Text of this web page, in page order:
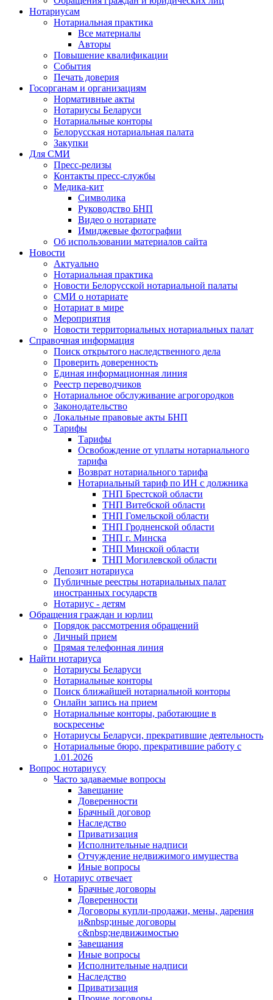
Нотариусам
Нотариальная практика
Все материалы
Авторы
Повышение квалификации
События
Печать доверия
Госорганам и организациям
Нормативные акты
Нотариусы Беларуси
Нотариальные конторы
Белорусская нотариальная палата
Закупки
Для СМИ
Пресс-релизы
Контакты пресс-службы
Медика-кит
Символика
Руководство БНП
Видео о нотариате
Имиджевые фотографии
Об использовании материалов сайта
Новости
Актуально
Нотариальная практика
Новости Белорусской нотариальной палаты
СМИ о нотариате
Нотариат в мире
Мероприятия
Новости территориальных нотариальных палат
Справочная информация
Поиск открытого наследственного дела
Проверить доверенность
Единая информационная линия
Реестр переводчиков
Нотариальное обслуживание агрогородков
Законодательство
Локальные правовые акты БНП
Тарифы
Тарифы
Освобождение от уплаты нотариального
тарифа
Возврат нотариального тарифа
Нотариальный тариф по ИН с должника
ТНП Брестской области
ТНП Витебской области
ТНП Гомельской области
ТНП Гродненской области
ТНП г. Минска
ТНП Минской области
ТНП Могилевской области
Депозит нотариуса
Публичные реестры нотариальных палат
иностранных государств
Нотариус - детям
Обращения граждан и юрлиц
Порядок рассмотрения обращений
Личный прием
Прямая телефонная линия
Найти нотариуса
Нотариусы Беларуси
Нотариальные конторы
Поиск ближайшей нотариальной конторы
Онлайн запись на прием
Нотариальные конторы, работающие в
воскресенье
Нотариусы Беларуси, прекратившие деятельность
Нотариальные бюро, прекратившие работу с
1.01.2026
Вопрос нотариусу
Часто задаваемые вопросы
Завещание
Доверенности
Брачный договор
Наследство
Приватизация
Исполнительные надписи
Отчуждение недвижимого имущества
Иные вопросы
Нотариус отвечает
Брачные договоры
Доверенности
Договоры купли-продажи, мены, дарения
и&nbsp;иные договоры
с&nbsp;недвижимостью
Завещания
Иные вопросы
Исполнительные надписи
Наследство
Приватизация